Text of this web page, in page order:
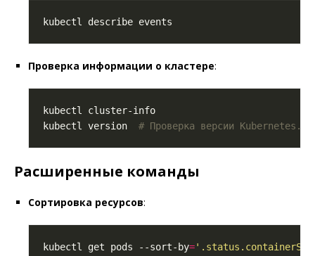
Проверка информации о кластере:
kubectl version # Проверка версии Kubernetes.
Расширенные команды
Сортировка ресурсов:
kubectl get pods --sort-by=